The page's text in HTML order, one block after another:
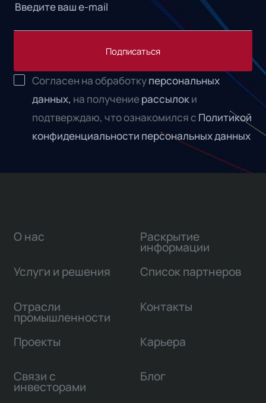
Подписаться
Согласен на обработкуперсональных
данных, на получениерассылоки
подтверждаю, что ознакомился с Политикой
конфиденциальности персональных данных
О нас
Услуги и решения
Отрасли
промышленности
Проекты
Связи с
инвесторами
Раскрытие
информации
Список партнеров
Контакты
Карьера
Блог